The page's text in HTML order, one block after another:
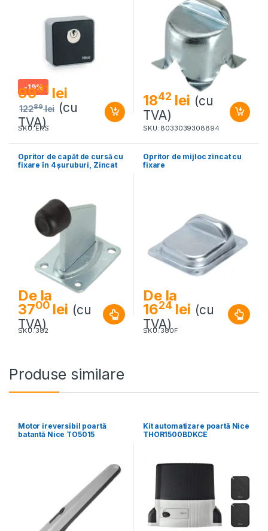
-19%
9991 lei
12289 lei (cu
TVA)
SKU: EKS
1842 lei (cu
TVA)
SKU: 8033039308894
Opritor de capăt de cursă cu
fixare în 4 șuruburi, Zincat
De la
3700 lei (cu
TVA)
SKU: 382
Opritor de mijloc zincat cu
fixare
De la
1624 lei (cu
TVA)
SKU: 380F
Produse similare
Motor ireversibil poartă
batantă Nice TO5015
Kit automatizare poartă Nice
THOR1500BDKCE